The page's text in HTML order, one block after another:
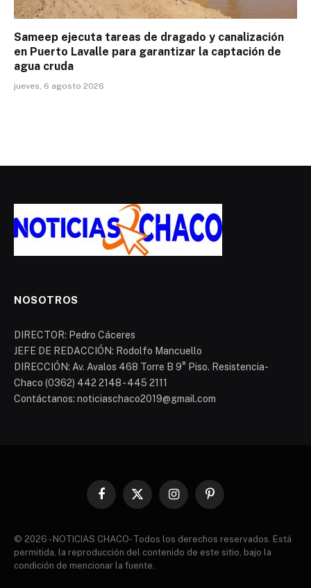
Sameep ejecuta tareas de dragado y canalización
en Puerto Lavalle para garantizar la captación de
agua cruda
jueves, 6 agosto 2026
NOSOTROS
DIRECTOR: Pedro Cáceres
JEFE DE REDACCIÓN: Rodolfo Mancuello
DIRECCIÓN: Av. Avalos 468 Torre B 9° Piso. Resistencia-
Chaco (0362) 442 2148 - 445 2111
Contáctanos: noticiaschaco2019@gmail.com
Facebook
X
InstagramPinterest
© 2026 - NOTICIAS CHACO- Todos los derechos reservados. Está
permitida, la reproducción del contenido de este sitio, bajo la
condición de mencionar la fuente.